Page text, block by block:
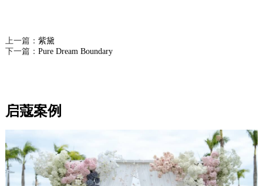
上一篇： 紫黛
下一篇： Pure Dream Boundary
启蔻案例